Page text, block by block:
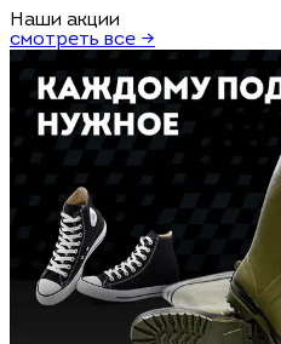
Наши акции
смотреть все →